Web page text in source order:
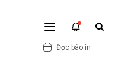
Đọc báo in